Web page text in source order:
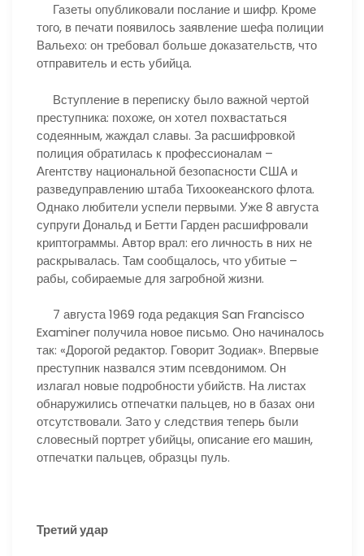
Газеты опубликовали послание и шифр. Кроме
того, в печати появилось заявление шефа полиции
Вальехо: он требовал больше доказательств, что
отправитель и есть убийца.
Вступление в переписку было важной чертой
преступника: похоже, он хотел похвастаться
содеянным, жаждал славы. За расшифровкой
полиция обратилась к профессионалам –
Агентству национальной безопасности США и
разведуправлению штаба Тихоокеанского флота.
Однако любители успели первыми. Уже 8 августа
супруги Дональд и Бетти Гарден расшифровали
криптограммы. Автор врал: его личность в них не
раскрывалась. Там сообщалось, что убитые –
рабы, собираемые для загробной жизни.
7 августа 1969 года редакция San Francisco
Examiner получила новое письмо. Оно начиналось
так: «Дорогой редактор. Говорит Зодиак». Впервые
преступник назвался этим псевдонимом. Он
излагал новые подробности убийств. На листах
обнаружились отпечатки пальцев, но в базах они
отсутствовали. Зато у следствия теперь были
словесный портрет убийцы, описание его машин,
отпечатки пальцев, образцы пуль.
Третий удар